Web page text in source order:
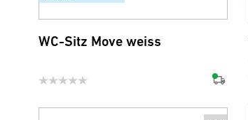
WC-Sitz Move weiss